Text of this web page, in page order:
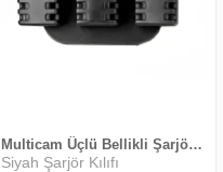
Multicam Üçlü Bellikli Şarjör Kılıfı
Siyah Şarjör Kılıfı